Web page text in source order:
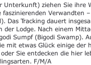
ziehen Sie ihre
Verwandten
Das Tracking dauert
Lodge. Nach einem
Sumpf (Bigodi Swamp).
mit etwas Glück einige der
Sie entdecken die hier
F/M/A